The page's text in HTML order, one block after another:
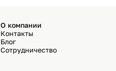
О компании
Контакты
Блог
Сотрудничество